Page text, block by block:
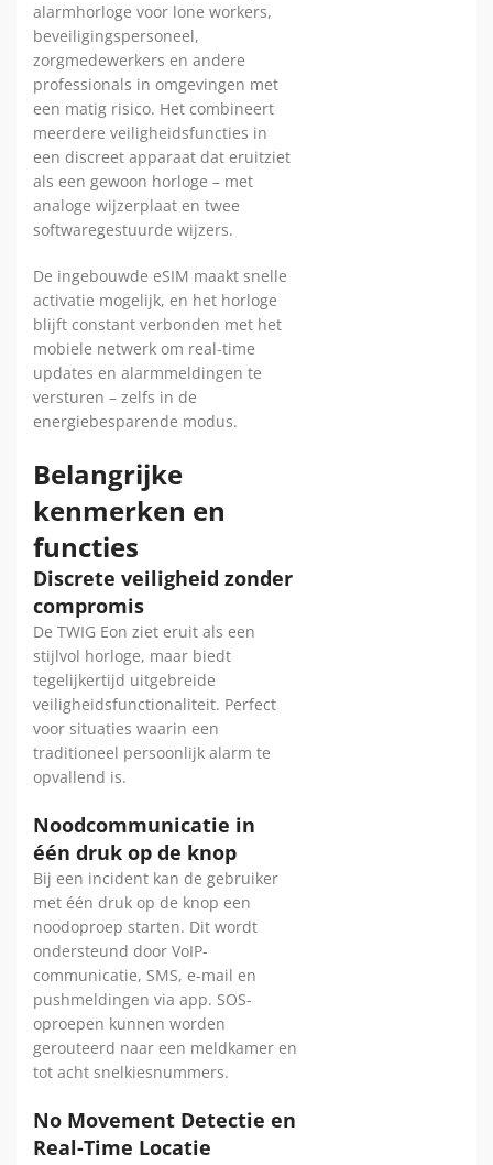
alarmhorloge voor lone workers,
beveiligingspersoneel,
zorgmedewerkers en andere
professionals in omgevingen met
een matig risico. Het combineert
meerdere veiligheidsfuncties in
een discreet apparaat dat eruitziet
als een gewoon horloge – met
analoge wijzerplaat en twee
softwaregestuurde wijzers.
De ingebouwde eSIM maakt snelle
activatie mogelijk, en het horloge
blijft constant verbonden met het
mobiele netwerk om real-time
updates en alarmmeldingen te
versturen – zelfs in de
energiebesparende modus.
Belangrijke
kenmerken en
functies
Discrete veiligheid zonder
compromis
De TWIG Eon ziet eruit als een
stijlvol horloge, maar biedt
tegelijkertijd uitgebreide
veiligheidsfunctionaliteit. Perfect
voor situaties waarin een
traditioneel persoonlijk alarm te
opvallend is.
Noodcommunicatie in
één druk op de knop
Bij een incident kan de gebruiker
met één druk op de knop een
noodoproep starten. Dit wordt
ondersteund door VoIP-
communicatie, SMS, e-mail en
pushmeldingen via app. SOS-
oproepen kunnen worden
gerouteerd naar een meldkamer en
tot acht snelkiesnummers.
No Movement Detectie en
Real-Time Locatie